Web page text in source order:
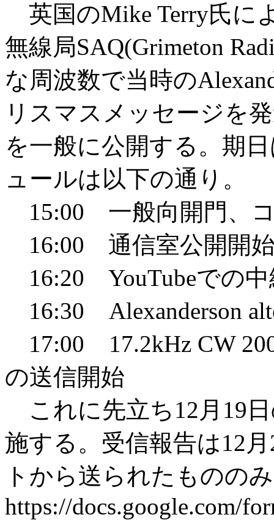
英国のMike Terry氏に
無線局SAQ(Grimeton
な周波数で当時の
リスマスメッセージを
を一般に公開する。期
ュールは以下の通り。
15:00 一般向開門、
16:00 通信室公開開
16:20 YouTubeでの中
16:30 Alexanderson
17:00 17.2kHz CW
の送信開始
これに先立ち12月19日
施する。受信報告は12
トから送られたものの
https://docs.google.com/